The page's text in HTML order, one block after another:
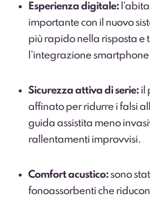
Esperienza digitale:
importante con il nuovo
più rapido nella risposta e
l’integrazione
Sicurezza attiva di serie: il
affinato per ridurre i falsi
guida assistita meno
rallentamenti improvvisi.
Comfort acustico: sono
fonoassorbenti che